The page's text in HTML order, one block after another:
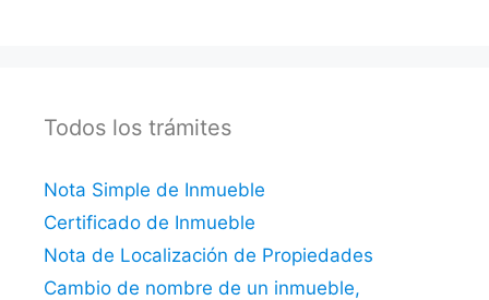
Todos los trámites
Nota Simple de Inmueble
Certificado de Inmueble
Nota de Localización de Propiedades
Cambio de nombre de un inmueble,